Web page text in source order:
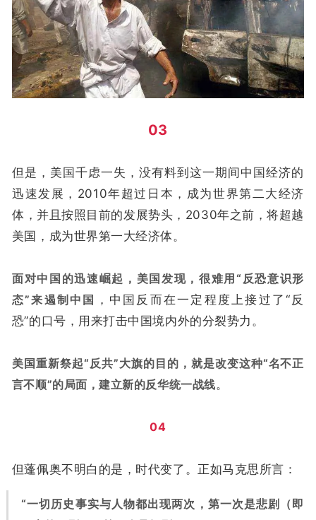
03
但是，美国千虑一失，没有料到这一期间中国经济的
迅速发展，2010年超过日本，成为世界第二大经济
体，并且按照目前的发展势头，2030年之前，将超越
美国，成为世界第一大经济体。
面对中国的迅速崛起，美国发现，很难用“反恐意识形
态”来遏制中国 ，中国反而在一定程度上接过了“反
恐”的口号，用来打击中国境内外的分裂势力。
美国重新祭起“反共”大旗的目的，就是改变这种“名不正
言不顺”的局面，建立新的反华统一战线。
04
但蓬佩奥不明白的是，时代变了。正如马克思所言：
“一切历史事实与人物都出现两次，第一次是悲剧（即